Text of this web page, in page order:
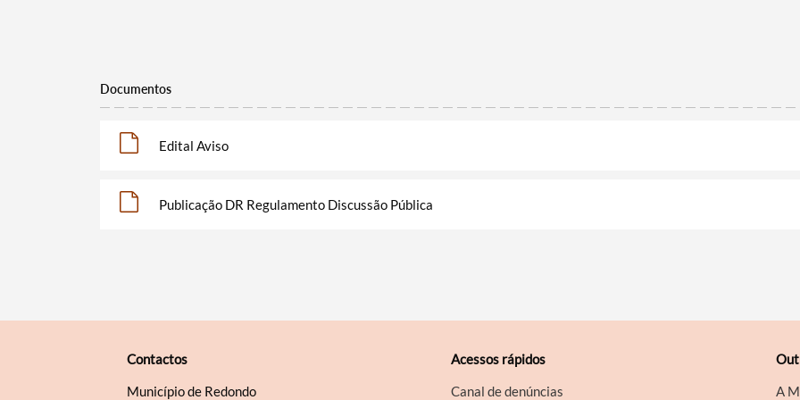
Documentos
Edital Aviso
Publicação DR Regulamento Discussão Pública
Contactos
Município de Redondo
Acessos rápidos
Canal de denúncias
A